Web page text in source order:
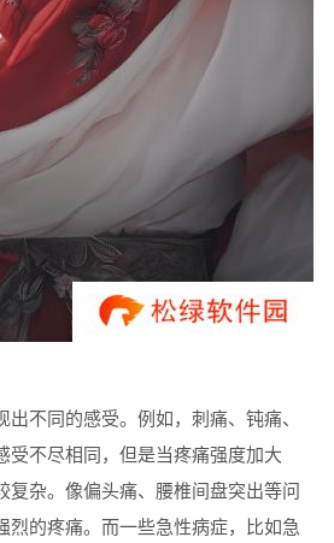
不同的感受。例如，刺痛、钝痛、
受不尽相同，但是当疼痛强度加大
复杂。像偏头痛、腰椎间盘突出等问
烈的疼痛。而一些急性病症，比如急